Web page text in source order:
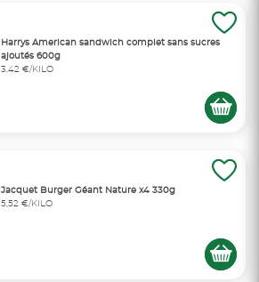
Harrys American sandwich complet sans sucres
ajoutés 600g
3,42 €/KILO
Jacquet Burger Géant Nature x4 330g
5,52 €/KILO